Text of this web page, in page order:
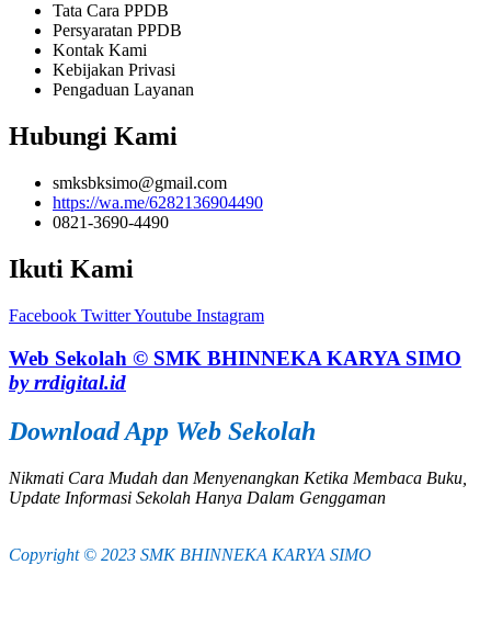
Tata Cara PPDB
Persyaratan PPDB
Kontak Kami
Kebijakan Privasi
Pengaduan Layanan
Hubungi Kami
smksbksimo@gmail.com
https://wa.me/6282136904490
0821-3690-4490
Ikuti Kami
Facebook TwitterYoutube Instagram
Web Sekolah © SMK BHINNEKA KARYA SIMO
by rrdigital.id
Download App Web Sekolah
Nikmati Cara Mudah dan Menyenangkan Ketika Membaca Buku,
Update Informasi Sekolah Hanya Dalam Genggaman
Copyright © 2023 SMK BHINNEKA KARYA SIMO